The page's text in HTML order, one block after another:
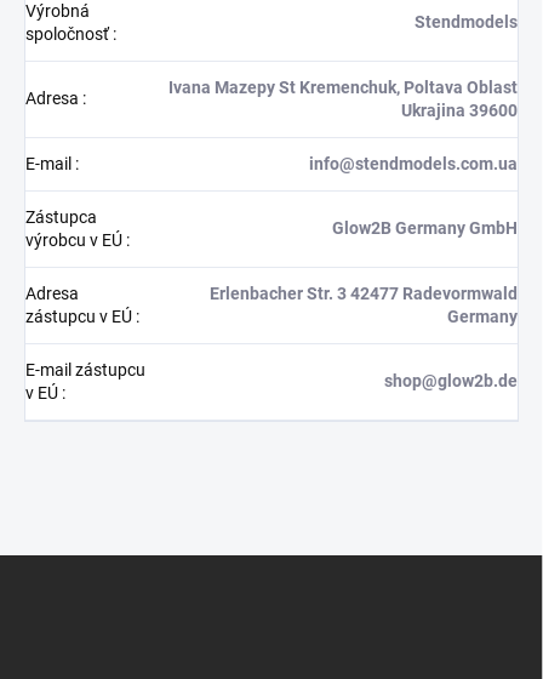
Výrobná
spoločnosť:
Stendmodels
Adresa :
Ivana Mazepy St Kremenchuk, Poltava Oblast
Ukrajina 39600
E-mail : info@stendmodels.com.ua
Zástupca
výrobcu v EÚ :
Glow2B Germany GmbH
Adresa
zástupcu v EÚ :
Erlenbacher Str. 3 42477 Radevormwald
Germany
E-mail zástupcu
v EÚ :
shop@glow2b.de